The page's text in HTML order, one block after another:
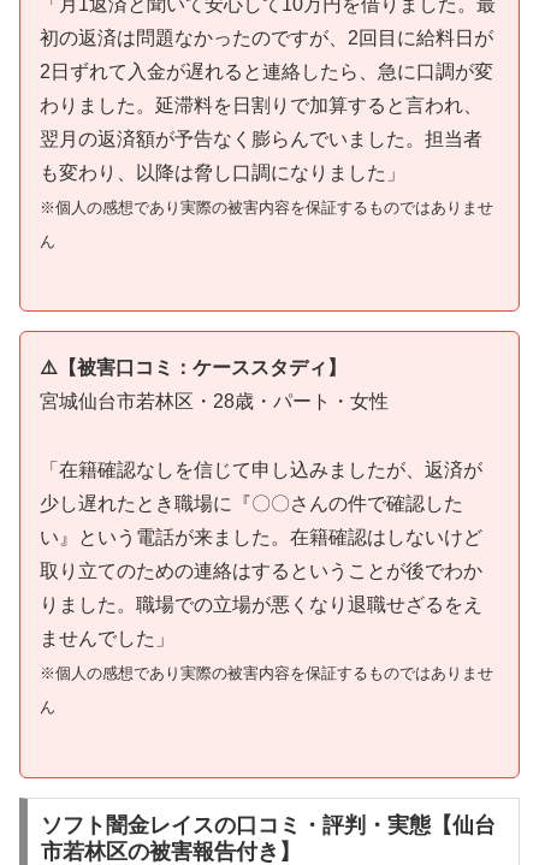
初の返済は問題なかったのですが、2回目に給料日が
2日ずれて入金が遅れると連絡したら、急に口調が変
わりました。延滞料を日割りで加算すると言われ、
翌月の返済額が予告なく膨らんでいました。担当者
も変わり、以降は脅し口調になりました」
※個人の感想であり実際の被害内容を保証するものではありませ
ん
⚠️【被害口コミ：ケーススタディ】
宮城仙台市若林区・28歳・パート・女性
「在籍確認なしを信じて申し込みましたが、返済が
少し遅れたとき職場に『〇〇さんの件で確認した
い』という電話が来ました。在籍確認はしないけど
取り立てのための連絡はするということが後でわか
りました。職場での立場が悪くなり退職せざるをえ
ませんでした」
※個人の感想であり実際の被害内容を保証するものではありませ
ん
ソフト闇金レイスの口コミ・評判・実態【仙台
市若林区の被害報告付き】